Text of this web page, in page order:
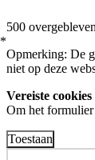
500
*
Opmerking: De
niet op deze
Vereiste cookies
Om het formulier
Toestaan